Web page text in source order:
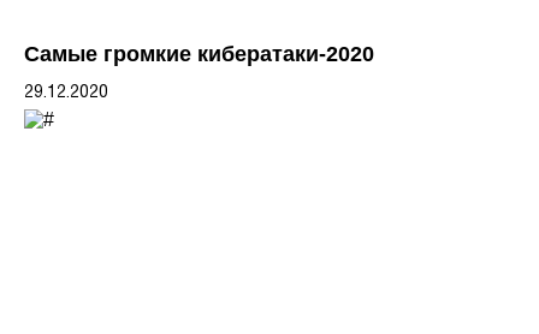
Cамые громкие кибератаки-2020
29.12.2020